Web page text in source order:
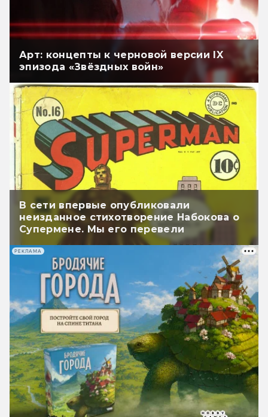
Арт: концепты к черновой версии IX
эпизода «Звёздных войн»
В сети впервые опубликовали
неизданное стихотворение Набокова о
Супермене. Мы его перевели
РЕКЛАМА